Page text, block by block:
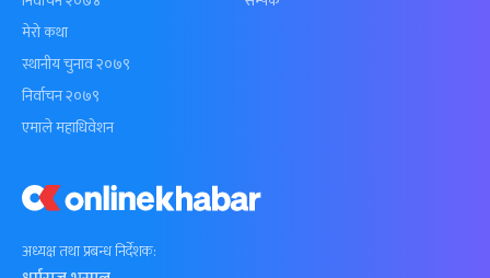
अध्यक्ष तथा प्रबन्ध निर्देशक:
मेरो कथा
स्थानीय चुनाव २०७९
निर्वाचन २०७९
एमाले महाधिवेशन